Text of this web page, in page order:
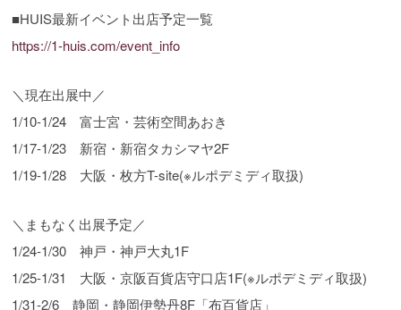
■HUIS最新イベント出店予定一覧
https://1-huis.com/event_info
＼現在出展中／
1/10-1/24 富士宮・芸術空間あおき
1/17-1/23 新宿・新宿タカシマヤ2F
1/19-1/28 大阪・枚方T-site(※ルポデミディ取扱)
＼まもなく出展予定／
1/24-1/30 神戸・神戸大丸1F
1/25-1/31 大阪・京阪百貨店守口店1F(※ルポデミディ取扱)
1/31-2/6 静岡・静岡伊勢丹8F「布百貨店」